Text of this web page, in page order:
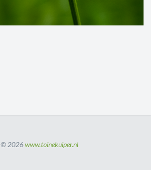
© 2026www.toinekuiper.nl